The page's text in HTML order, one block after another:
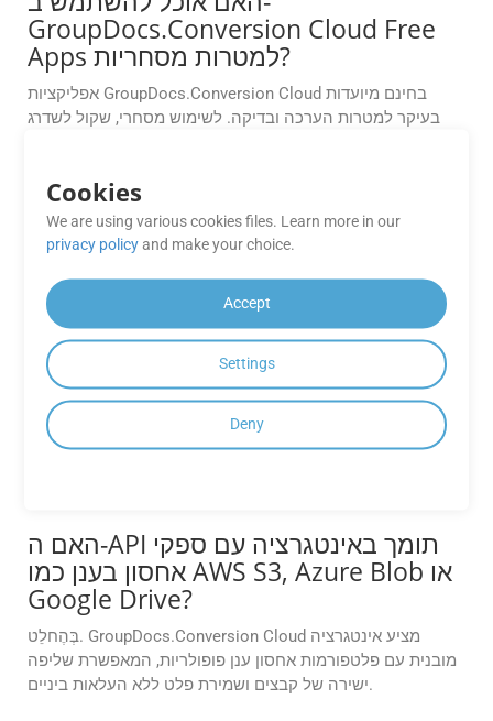
GroupDocs.Conversion Cloud Free
Apps למטרות מסחריות?
אפליקציות GroupDocs.Conversion Cloud בחינם מיועדות
בעיקר למטרות הערכה ובדיקה. לשימוש מסחרי, שקול לשדרג
עד כמה אמינים הביצועים של אפליקציות
GroupDocs.Conversion Cloud Free?
אמינים ופלט באיכות גבוהה לצרכי ההמרה שלך, מה שמבטיח
כיצד אוכל לגשת לאפליקציות
ניתן לגשת לאפליקציות GroupDocs.Conversion Cloud בחינם
האם ה-API תומך באינטגרציה עם ספקי
אחסון בענן כמו AWS S3, Azure Blob או
Google Drive?
בְּהֶחלֵט. GroupDocs.Conversion Cloud מציע אינטגרציה
מובנית עם פלטפורמות אחסון ענן פופולריות, המאפשרת שליפה
ישירה של קבצים ושמירת פלט ללא העלאות ביניים.
Cookies
We are using various cookies files. Learn more in our
privacy policyand make your choice.
Accept
Settings
Deny